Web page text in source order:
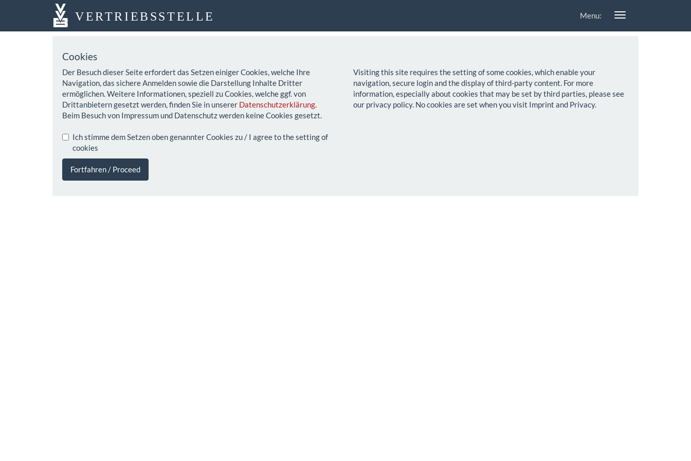
VERTRIEBSSTELLE Menu:
Cookies
Der Besuch dieser Seite erfordert das Setzen einiger Cookies, welche Ihre
Navigation, das sichere Anmelden sowie die Darstellung Inhalte Dritter
ermöglichen. Weitere Informationen, speziell zu Cookies, welche ggf. von
Drittanbietern gesetzt werden, finden Sie in unserer Datenschutzerklärung.
Beim Besuch von Impressum und Datenschutz werden keine Cookies gesetzt.
Ich stimme dem Setzen oben genannter Cookies zu / I agree to the setting of
cookies
Fortfahren / Proceed
Visiting this site requires the setting of some cookies, which enable your
navigation, secure login and the display of third-party content. For more
information, especially about cookies that may be set by third parties, please see
our privacy policy. No cookies are set when you visit Imprint and Privacy.